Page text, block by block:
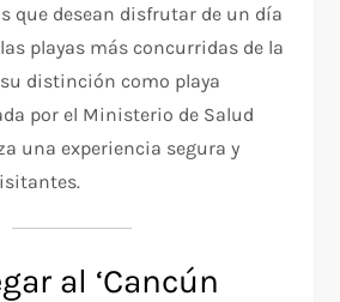
que desean disfrutar de un día
playas más concurridas de la
distinción como playa
por el Ministerio de Salud
una experiencia segura y
al ‘Cancún